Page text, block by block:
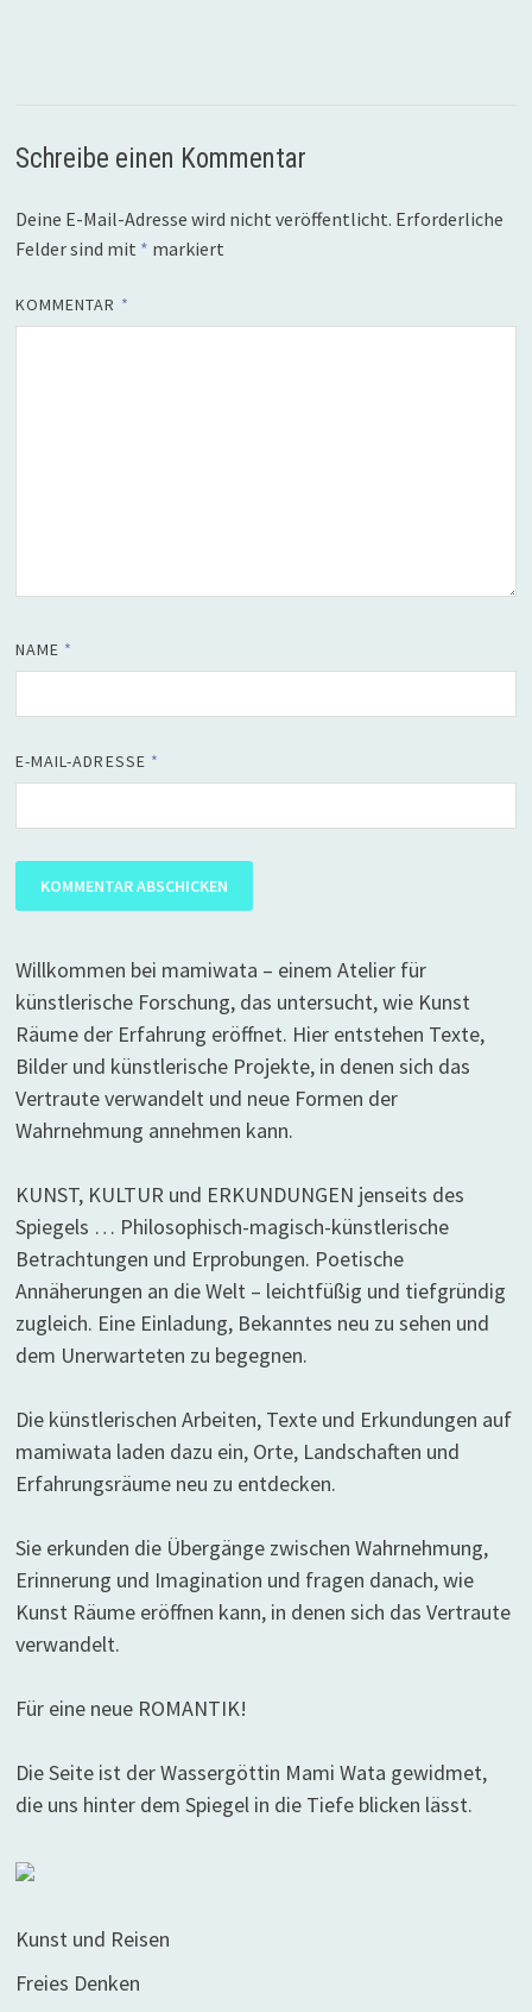
Schreibe einen Kommentar
Deine E-Mail-Adresse wird nicht veröffentlicht. Erforderliche
Felder sind mit * markiert
KOMMENTAR *
NAME *
E-MAIL-ADRESSE *
Willkommen bei mamiwata – einem Atelier für
künstlerische Forschung, das untersucht, wie Kunst
Räume der Erfahrung eröffnet. Hier entstehen Texte,
Bilder und künstlerische Projekte, in denen sich das
Vertraute verwandelt und neue Formen der
Wahrnehmung annehmen kann.
KUNST, KULTUR und ERKUNDUNGEN jenseits des
Spiegels … Philosophisch-magisch-künstlerische
Betrachtungen und Erprobungen. Poetische
Annäherungen an die Welt – leichtfüßig und tiefgründig
zugleich. Eine Einladung, Bekanntes neu zu sehen und
dem Unerwarteten zu begegnen.
Die künstlerischen Arbeiten, Texte und Erkundungen auf
mamiwata laden dazu ein, Orte, Landschaften und
Erfahrungsräume neu zu entdecken.
Sie erkunden die Übergänge zwischen Wahrnehmung,
Erinnerung und Imagination und fragen danach, wie
Kunst Räume eröffnen kann, in denen sich das Vertraute
verwandelt.
Für eine neue ROMANTIK!
Die Seite ist der Wassergöttin Mami Wata gewidmet,
die uns hinter dem Spiegel in die Tiefe blicken lässt.
Kunst und Reisen
Freies Denken